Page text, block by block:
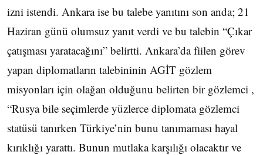
izni istendi. Ankara ise bu talebe yanıtını son anda; 21
Haziran günü olumsuz yanıt verdi ve bu talebin “Çıkar
çatışması yaratacağını” belirtti. Ankara’da fiilen görev
yapan diplomatların talebininin AGİT gözlem
misyonları için olağan olduğunu belirten bir gözlemci ,
“Rusya bile seçimlerde yüzlerce diplomata gözlemci
statüsü tanırken Türkiye’nin bunu tanımaması hayal
kırıklığı yarattı. Bunun mutlaka karşılığı olacaktır ve